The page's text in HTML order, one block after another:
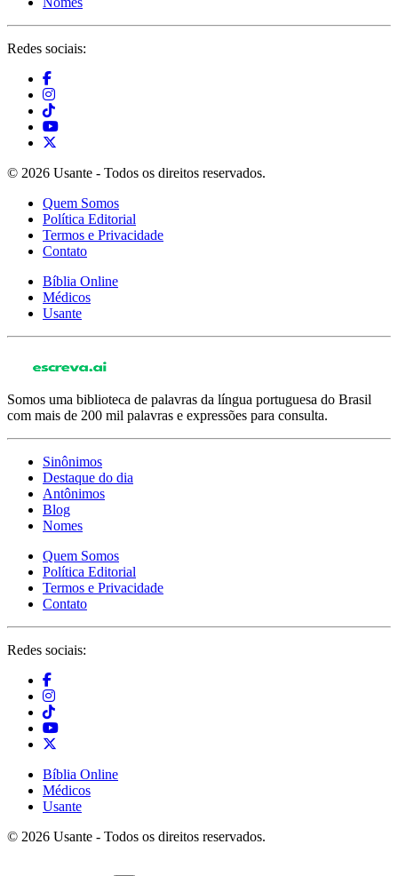
Redes sociais:
© 2026 Usante - Todos os direitos reservados.
Quem Somos
Política Editorial
Termos e Privacidade
Contato
Bíblia Online
Médicos
Usante
Somos uma biblioteca de palavras da língua portuguesa do Brasil
com mais de 200 mil palavras e expressões para consulta.
Sinônimos
Destaque do dia
Antônimos
Blog
Nomes
Quem Somos
Política Editorial
Termos e Privacidade
Contato
Redes sociais:
Bíblia Online
Médicos
Usante
© 2026 Usante - Todos os direitos reservados.